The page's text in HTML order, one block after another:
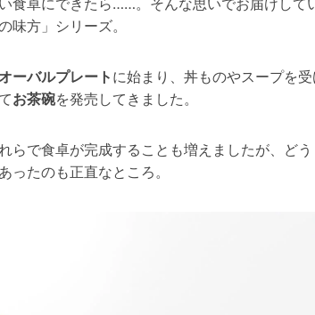
食卓にできたら……。そんな思いでお届けして
味方」シリーズ。
オーバルプレート に始まり、丼ものやスープを
お茶碗を発売してきました。
らで食卓が完成することも増えましたが、ど
ったのも正直なところ。